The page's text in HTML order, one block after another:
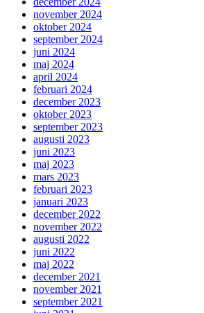
november 2024
oktober 2024
september 2024
juni 2024
maj 2024
april 2024
februari 2024
december 2023
oktober 2023
september 2023
augusti 2023
juni 2023
maj 2023
mars 2023
februari 2023
januari 2023
december 2022
november 2022
augusti 2022
juni 2022
maj 2022
december 2021
november 2021
september 2021